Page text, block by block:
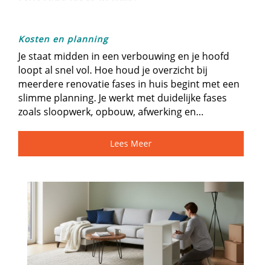
Kosten en planning
Je staat midden in een verbouwing en je hoofd
loopt al snel vol.​ Hoe houd je overzicht bij
meerdere renovatie fases in huis begint met een
slimme planning.​ Je werkt met duidelijke fases
zoals sloopwerk, opbouw, afwerking en…
Lees Meer